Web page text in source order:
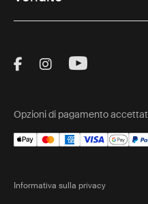
Visit Thule on
Visit Thule on
Visit
Opzioni di pagamento
Informativa sulla privacy